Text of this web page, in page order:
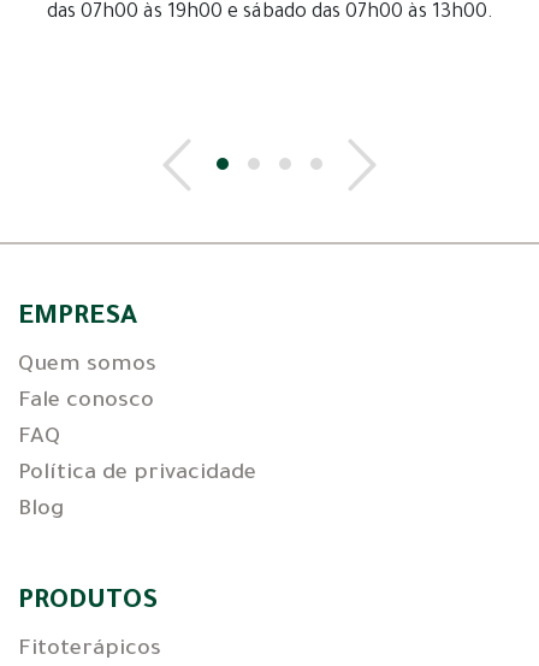
das 07h00 às 19h00 e sábado das 07h00 às 13h00.
EMPRESA
Quem somos
Fale conosco
FAQ
Política de privacidade
Blog
PRODUTOS
Fitoterápicos